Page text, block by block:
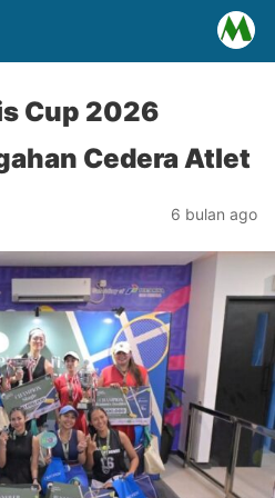
Cup 2026
Cedera Atlet
6 bulan ago